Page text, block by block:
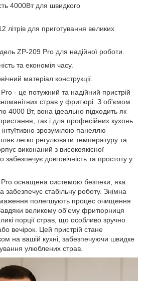
4000Вт для швидкого
літрів для приготування великих
ZP-209 Pro для надійної роботи.
та економія часу.
матеріал конструкції.
- це потужний та надійний пристрій
страв у фритюрі. З об'ємом
4000 Вт, вона ідеально підходить як
так і для професійних кухонь.
зрозумілою панеллю
легко регулювати температуру та
виконаний з високоякісної
забезпечує довговічність та простоту у
оснащена системою безпеки, яка
забезпечує стабільну роботу. Знімна
полегшують процес очищення
великому об'єму фритюрниця
порції страв, що особливо зручно
вечірок. Цей пристрій стане
на вашій кухні, забезпечуючи швидке
улюблених страв.